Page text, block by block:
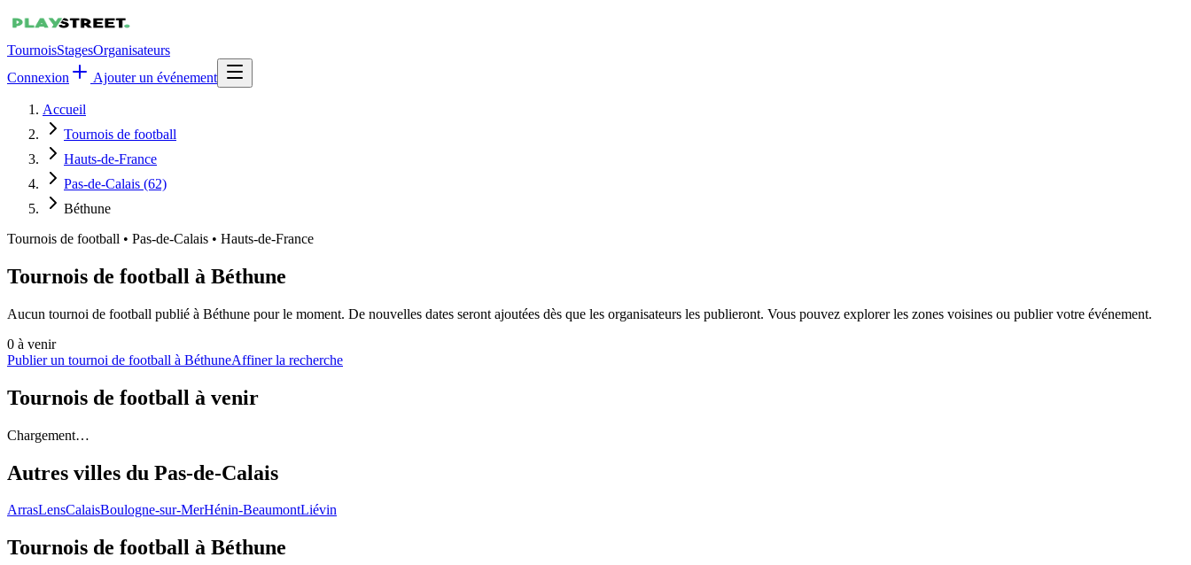
TournoisStagesOrganisateurs
Connexion
Ajouter un événement
Accueil
Tournois de football
Hauts-de-France
Pas-de-Calais (62)
Béthune
Tournois de football • Pas-de-Calais • Hauts-de-France
Tournois de football à Béthune
Aucun tournoi de football publié à Béthune pour le moment. De nouvelles dates seront ajoutées dès que les organisateurs les publieront. Vous pouvez explorer les zones voisines ou publier votre événement.
0 à venir
Publier un tournoi de football à BéthuneAffiner la recherche
Tournois de football à venir
Chargement…
Autres villes du Pas-de-Calais
ArrasLensCalaisBoulogne-sur-MerHénin-BeaumontLiévin
Tournois de football à Béthune